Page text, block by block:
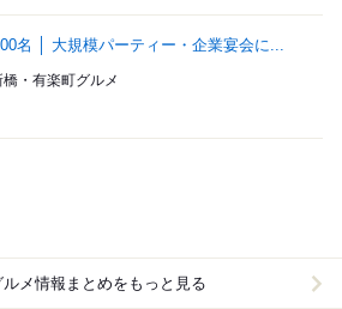
名 │ 大規模パーティー・企業宴会に...
・有楽町グルメ
メ情報まとめをもっと見る